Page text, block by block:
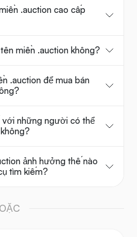
.auction cao cấp
miền .auction không?
.auction để mua bán
với những người có thể
ảnh hưởng thế nào
tìm kiếm?